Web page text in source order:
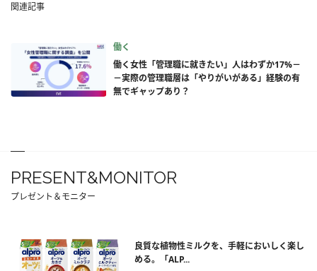
関連記事
働く
働く女性「管理職に就きたい」人はわずか17%－
－実際の管理職層は「やりがいがある」経験の有
無でギャップあり？
PRESENT&MONITOR
プレゼント＆モニター
良質な植物性ミルクを、手軽においしく楽し
める。「ALP...